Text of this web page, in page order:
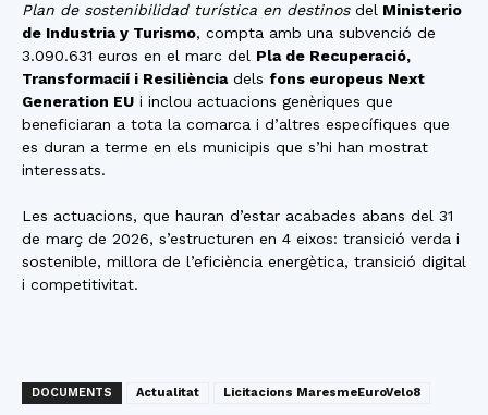
Plan de sostenibilidad turística en destinosdel Ministerio
de Industria y Turismo, compta amb una subvenció de
3.090.631 euros en el marc del Pla de Recuperació,
Transformacií i Resiliènciadels fons europeus Next
Generation EU i inclou actuacions genèriques que
beneficiaran a tota la comarca i d’altres específiques que
es duran a terme en els municipis que s’hi han mostrat
interessats.
Les actuacions, que hauran d’estar acabades abans del 31
de març de 2026, s’estructuren en 4 eixos: transició verda i
sostenible, millora de l’eficiència energètica, transició digital
i competitivitat.
DOCUMENTS Actualitat Licitacions MaresmeEuroVelo8